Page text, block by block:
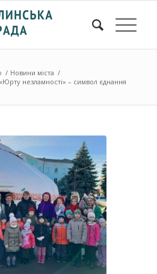
/ Новини міста /
незламності» – символ єднання